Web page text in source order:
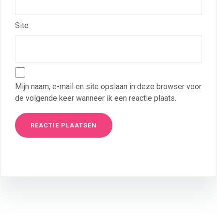
Site
Mijn naam, e-mail en site opslaan in deze browser voor
de volgende keer wanneer ik een reactie plaats.